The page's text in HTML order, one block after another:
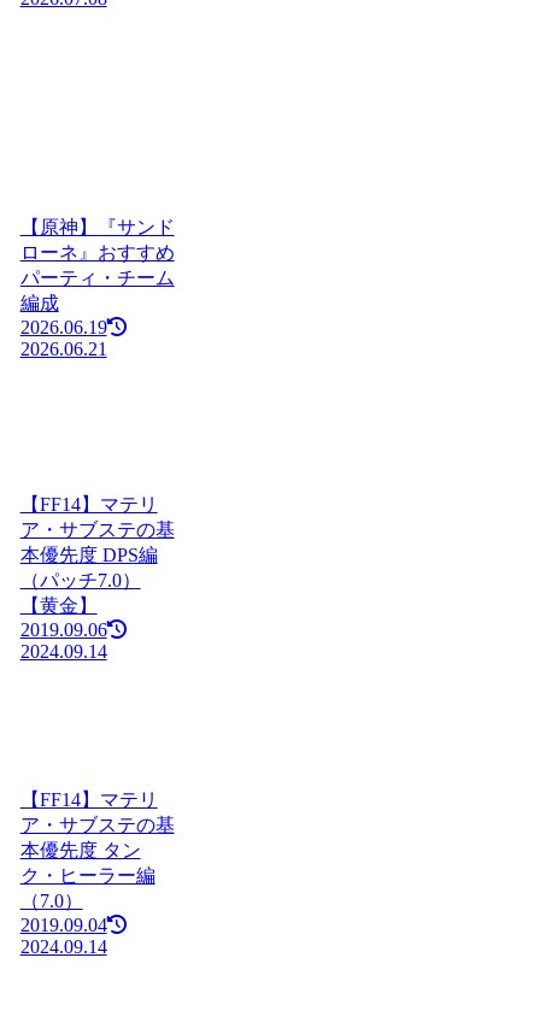
【原神】『サンド
ローネ』おすすめ
パーティ・チーム
編成
2026.06.19
2026.06.21
【FF14】マテリ
ア・サブステの基
本優先度 DPS編
（パッチ7.0）
【黄金】
2019.09.06
2024.09.14
【FF14】マテリ
ア・サブステの基
本優先度 タン
ク・ヒーラー編
（7.0）
2019.09.04
2024.09.14